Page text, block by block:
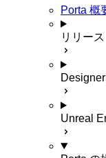
Porta 概
リリース
Unreal